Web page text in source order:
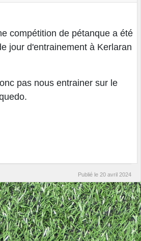
compétition de pétanque a été
jour d'entrainement à Kerlaran
pas nous entrainer sur le
Publié le 20 avril 2024